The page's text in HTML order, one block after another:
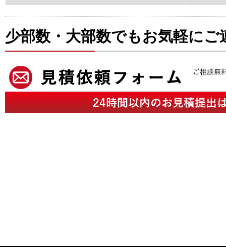
少部数・大部数でもお気軽にご